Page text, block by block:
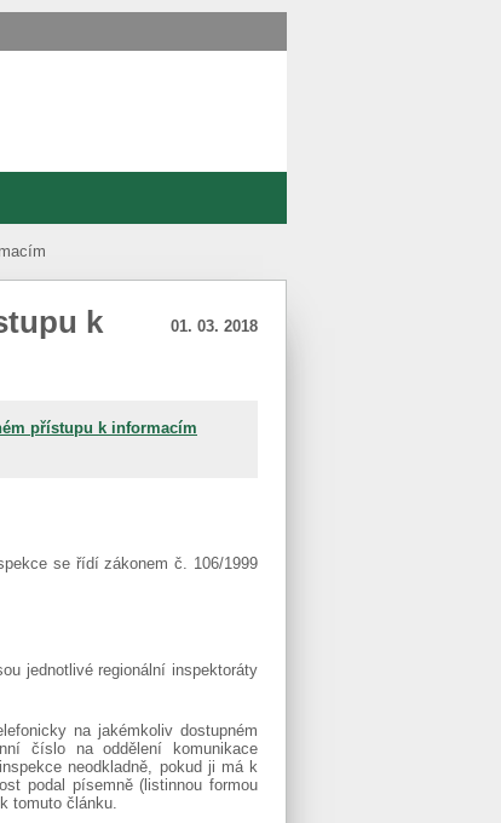
k
01. 03. 2018
přístupu k informacím
se řídí zákonem č. 106/1999
jednotlivé regionální inspektoráty
na jakémkoliv dostupném
číslo na oddělení komunikace
neodkladně, pokud ji má k
podal písemně (listinnou formou
tomuto článku.